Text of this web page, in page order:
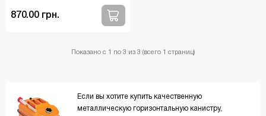
870.00 грн.
Показано с 1 по 3 из 3 (всего 1 страниц)
Если вы хотите купить качественную
металлическую горизонтальную канистру,